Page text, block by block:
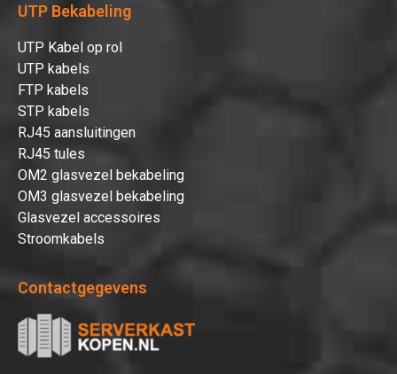
UTP Bekabeling
UTP Kabel op rol
UTP kabels
FTP kabels
STP kabels
RJ45 aansluitingen
RJ45 tules
OM2 glasvezel bekabeling
OM3 glasvezel bekabeling
Glasvezel accessoires
Stroomkabels
Contactgegevens